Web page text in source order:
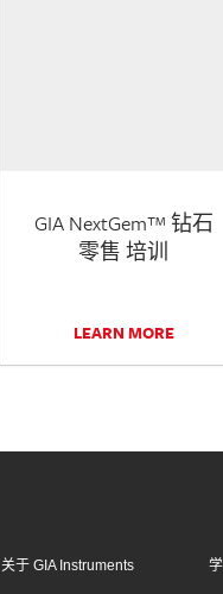
GIA NextGem™ 钻石
零售 培训
LEARN MORE
关于 GIA Instruments